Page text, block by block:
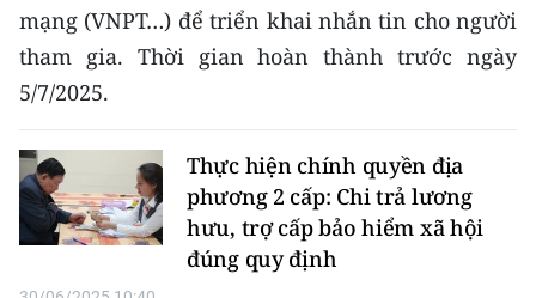
E-Magazine
Video
Media Kinh tế
Media Văn hóa
mạng (VNPT…) để triển khai nhắn tin cho người
tham gia. Thời gian hoàn thành trước ngày
5/7/2025.
Thực hiện chính quyền địa
phương 2 cấp: Chi trả lương
hưu, trợ cấp bảo hiểm xã hội
đúng quy định